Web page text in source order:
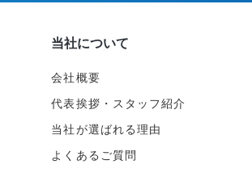
当社について
会社概要
代表挨拶・スタッフ紹介
当社が選ばれる理由
よくあるご質問